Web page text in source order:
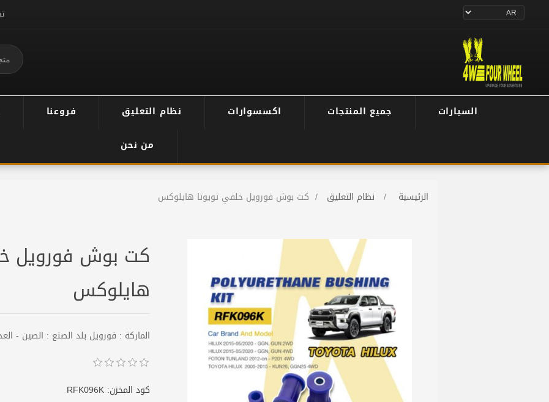
السيارات جميع المنتجات اكسسوارات نظام التعليق فروعنا
من نحن
الرئيسية / نظام التعليق / كت بوش فورويل خلفي تويوتا هايلوكس
كت بوش فورويل
هايلوكس
الماركة : فورويل بلد الصنع : الصين - العدد : طقم 12 بوشة
كود المخزن: RFK096K